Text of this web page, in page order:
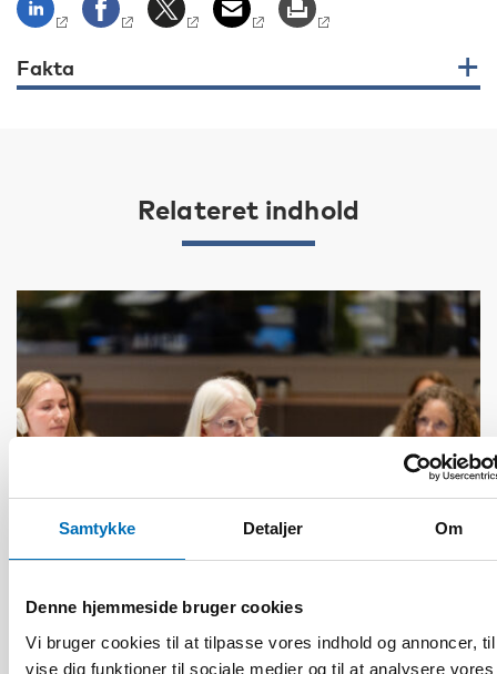
Samtykke Detaljer Om
Denne hjemmeside bruger cookies
Vi bruger cookies til at tilpasse vores indhold og annoncer,
vise dig funktioner til sociale medier og til at analysere vores
Fakta
Relateret indhold
HANDICAP